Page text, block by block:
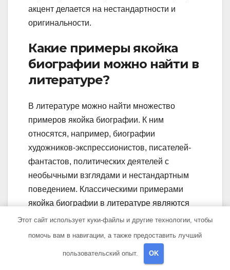
акцент делается на нестандартности и
оригинальности.
Какие примеры якойка
биографии можно найти в
литературе?
В литературе можно найти множество
примеров якойка биографии. К ним
относятся, например, биографии
художников-экспрессионистов, писателей-
фантастов, политических деятелей с
необычными взглядами и нестандартным
поведением. Классическими примерами
якойка биографии в литературе являются
биографии Леонардо да Винчи, Эдгара
В чем отличие якойка
Этот сайт использует куки-файлы и другие технологии, чтобы
помочь вам в навигации, а также предоставить лучший
пользовательский опыт. OK